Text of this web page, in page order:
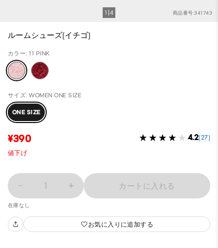
商品番号:341743
1 4
ルームシューズ(イチゴ)
カラー: 11 PINK
サイズ: WOMEN ONE SIZE
ONE SIZE
¥390 4.2(27)
値下げ
1 カートに入れる
在庫なし
お気に入りに追加する